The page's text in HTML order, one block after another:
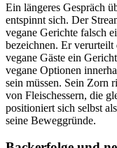
Ein längeres Gespräch
entspinnt sich. Der
vegane Gerichte falsch
bezeichnen. Er
vegane Gäste ein
vegane Optionen
sein müssen. Sein Zorn
von Fleischessern, die
positioniert sich selbst
seine Beweggründe.